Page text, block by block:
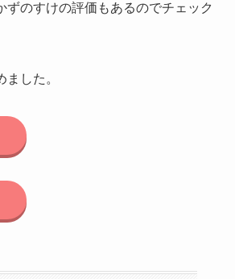
のすけの評価もあるのでチェック
した。